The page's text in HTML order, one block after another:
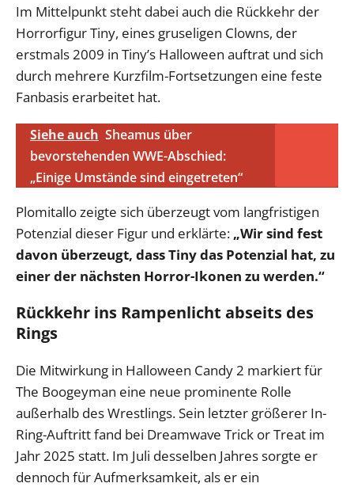
Im Mittelpunkt steht dabei auch die Rückkehr der
Horrorfigur Tiny, eines gruseligen Clowns, der
erstmals 2009 in Tiny’s Halloween auftrat und sich
durch mehrere Kurzfilm-Fortsetzungen eine feste
Fanbasis erarbeitet hat.
Siehe auch Sheamus über
bevorstehenden WWE-Abschied:
„Einige Umstände sind eingetreten“
Plomitallo zeigte sich überzeugt vom langfristigen
Potenzial dieser Figur und erklärte: „Wir sind fest
davon überzeugt, dass Tiny das Potenzial hat, zu
einer der nächsten Horror-Ikonen zu werden.“
Rückkehr ins Rampenlicht abseits des
Rings
Die Mitwirkung in Halloween Candy 2 markiert für
The Boogeyman eine neue prominente Rolle
außerhalb des Wrestlings. Sein letzter größerer In-
Ring-Auftritt fand bei Dreamwave Trick or Treat im
Jahr 2025 statt. Im Juli desselben Jahres sorgte er
dennoch für Aufmerksamkeit, als er ein